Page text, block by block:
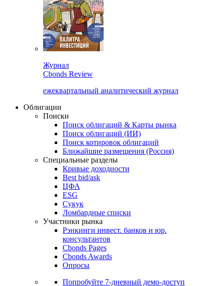
Cbonds Review
ежеквартальный аналитический журнал
Облигации
Поиски
Поиск облигаций & Карты рынка
Поиск облигаций (ИИ)
Поиск котировок облигаций
Ближайшие размещения (Россия)
Специальные разделы
Кривые доходности
Best bid/ask
ЦФА
ESG
Сукук
Ломбардные списки
Участники рынка
Рэнкинги инвест. банков и юр.
Cbonds Pages